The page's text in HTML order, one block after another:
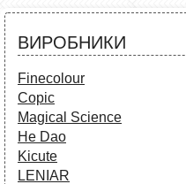
Аксесуари для школярів
ВИРОБНИКИ
Finecolour
Copic
Magical Science
He Dao
Kicute
LENIAR